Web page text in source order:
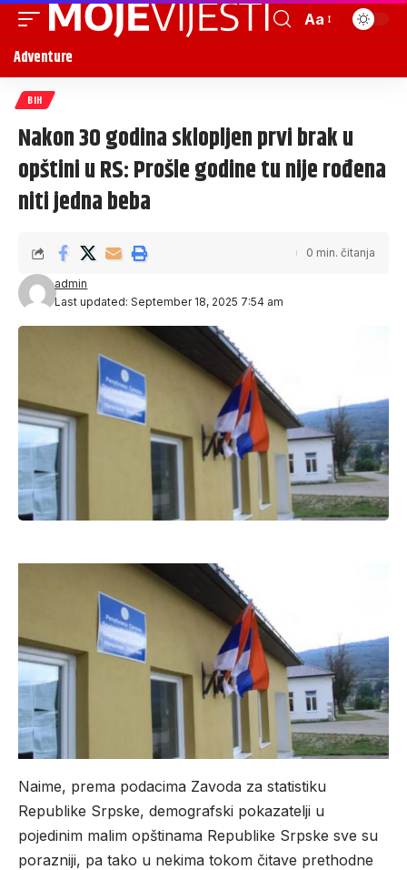
Aa
Adventure
BIH
Nakon 30 godina sklopljen prvi brak u
opštini u RS: Prošle godine tu nije rođena
niti jedna beba
Last updated: September 18, 2025 7:54 am
admin
0 min. čitanja
Naime, prema podacima Zavoda za statistiku
Republike Srpske, demografski pokazatelji u
pojedinim malim opštinama Republike Srpske sve su
porazniji, pa tako u nekima tokom čitave prethodne